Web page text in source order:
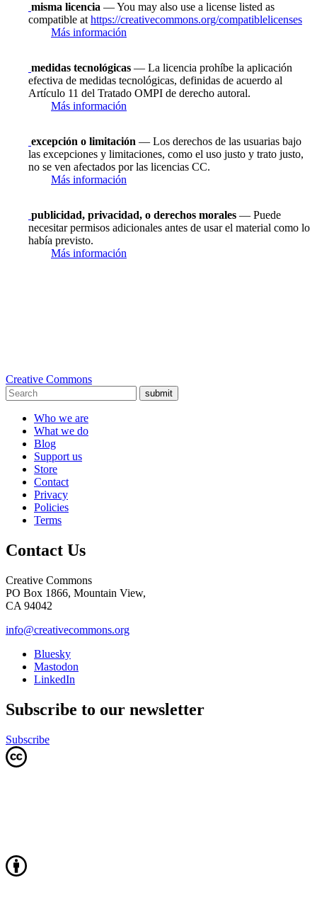
misma licencia — You may also use a license listed as
compatible at https://creativecommons.org/compatiblelicenses
Más información
medidas tecnológicas — La licencia prohíbe la aplicación
efectiva de medidas tecnológicas, definidas de acuerdo al
Artículo 11 del Tratado OMPI de derecho autoral.
Más información
excepción o limitación — Los derechos de las usuarias bajo
las excepciones y limitaciones, como el uso justo y trato justo,
no se ven afectados por las licencias CC.
Más información
publicidad, privacidad, o derechos morales — Puede
necesitar permisos adicionales antes de usar el material como lo
había previsto.
Más información
Creative Commons
submit
Who we are
What we do
Blog
Support us
Store
Contact
Privacy
Policies
Terms
Contact Us
Creative Commons
PO Box 1866, Mountain View,
CA 94042
info@creativecommons.org
Bluesky
Mastodon
LinkedIn
Subscribe to our newsletter
Subscribe